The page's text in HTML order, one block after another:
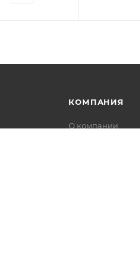
КОМПАНИЯ
О компании